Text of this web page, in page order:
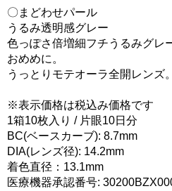
〇まどわせパール
うるみ透明感グレー
色っぽさ倍増細フチうるみグレ
おめめに。
うっとりモテオーラ全開レンズ。
※表示価格は税込み価格です
1箱10枚入り / 片眼10日分
BC(ベースカーブ): 8.7mm
DIA(レンズ径): 14.2mm
着色直径：13.1mm
医療機器承認番号: